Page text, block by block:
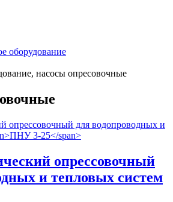
оборудование
насосы опресовочные
опрессовочный
и тепловых систем